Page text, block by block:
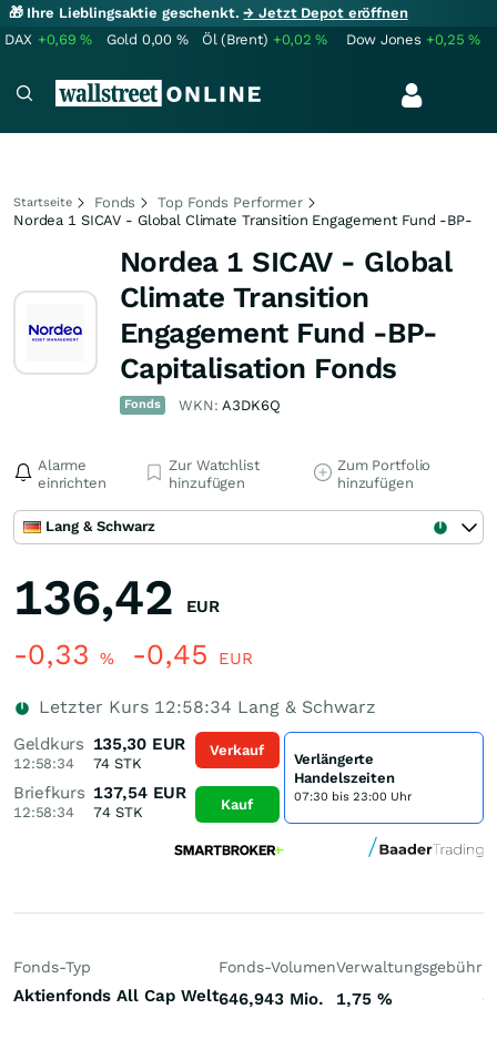
🎁 Ihre Lieblingsaktie geschenkt.→ Jetzt Depot eröffnen
DAX +0,69% Gold 0,00 % Öl (Brent) +0,02% Dow Jones +0,25%
Startseite Fonds
Top Fonds Performer
Nordea 1 SICAV - Global Climate Transition Engagement Fund -BP-
Nordea 1 SICAV - Global
Climate Transition
Engagement Fund -BP-
Capitalisation Fonds
Fonds WKN:A3DK6Q
Alarme
einrichten
Zur Watchlist
hinzufügen
Zum Portfolio
hinzufügen
Lang & Schwarz
136,42 EUR
-0,33 % -0,45 EUR
Letzter Kurs 12:58:34 Lang & Schwarz
Geldkurs
12:58:34
135,30 EUR
74 STK
Briefkurs
12:58:34
137,54 EUR
74 STK
Verkauf
Kauf
Verlängerte
Handelszeiten
07:30 bis 23:00 Uhr
Fonds-Typ
Aktienfonds All Cap Welt
Fonds-Volumen
646,943 Mio.
Verwaltungsgebühr
1,75 %